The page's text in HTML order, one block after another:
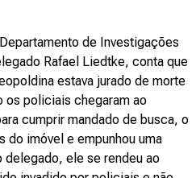
de Investigações
Rafael Liedtke, conta que
estava jurado de morte
os policiais chegaram ao
cumprir mandado de busca, o
do imóvel e empunhou uma
delegado, ele se rendeu ao